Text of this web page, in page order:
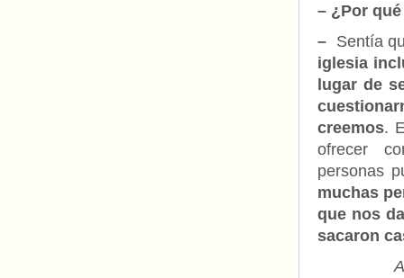
– ¿Por
– Sentía
iglesia
lugar de
creemos.
ofrecer
personas
muchas
que nos
sacaron